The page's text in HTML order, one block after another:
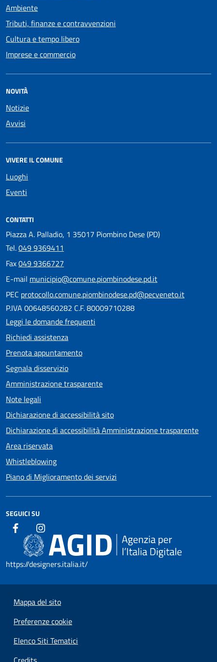
Ambiente
Tributi, finanze e contravvenzioni
Cultura e tempo libero
Imprese e commercio
NOVITÀ
Notizie
Avvisi
VIVERE IL COMUNE
Luoghi
Eventi
CONTATTI
Piazza A. Palladio, 1 35017 Piombino Dese (PD)
Tel.049 9369411
Fax049 9366727
E-mail municipio@comune.piombinodese.pd.it
PEC protocollo.comune.piombinodese.pd@pecveneto.it
P.IVA 00648560282 C.F. 80009710288
Leggi le domande frequenti
Richiedi assistenza
Prenota appuntamento
Segnala disservizio
Amministrazione trasparente
Note legali
Dichiarazione di accessibilità sito
Dichiarazione di accessibilità Amministrazione trasparente
Area riservata
Whistleblowing
Piano di Miglioramento dei servizi
SEGUICI SU
https://designers.italia.it/
Mappa del sito
Preferenze cookie
Elenco Siti Tematici